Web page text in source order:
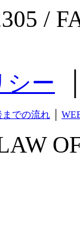
/
シー
までの流れ